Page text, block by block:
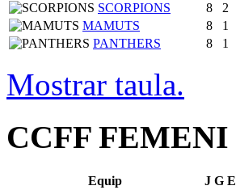
SCORPIONS
8 2
MAMUTS
8 1
PANTHERS
8 1
Mostrar taula.
CCFF FEMENI
Equip J G E